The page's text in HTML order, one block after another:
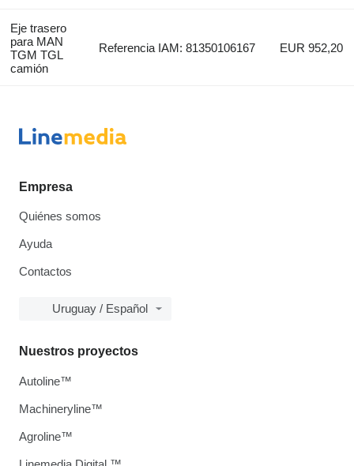
Eje trasero
para MAN
TGM TGL
camión
Referencia IAM: 81350106167 EUR 952,20
Empresa
Quiénes somos
Ayuda
Contactos
Uruguay / Español
Nuestros proyectos
Autoline™
Machineryline™
Agroline™